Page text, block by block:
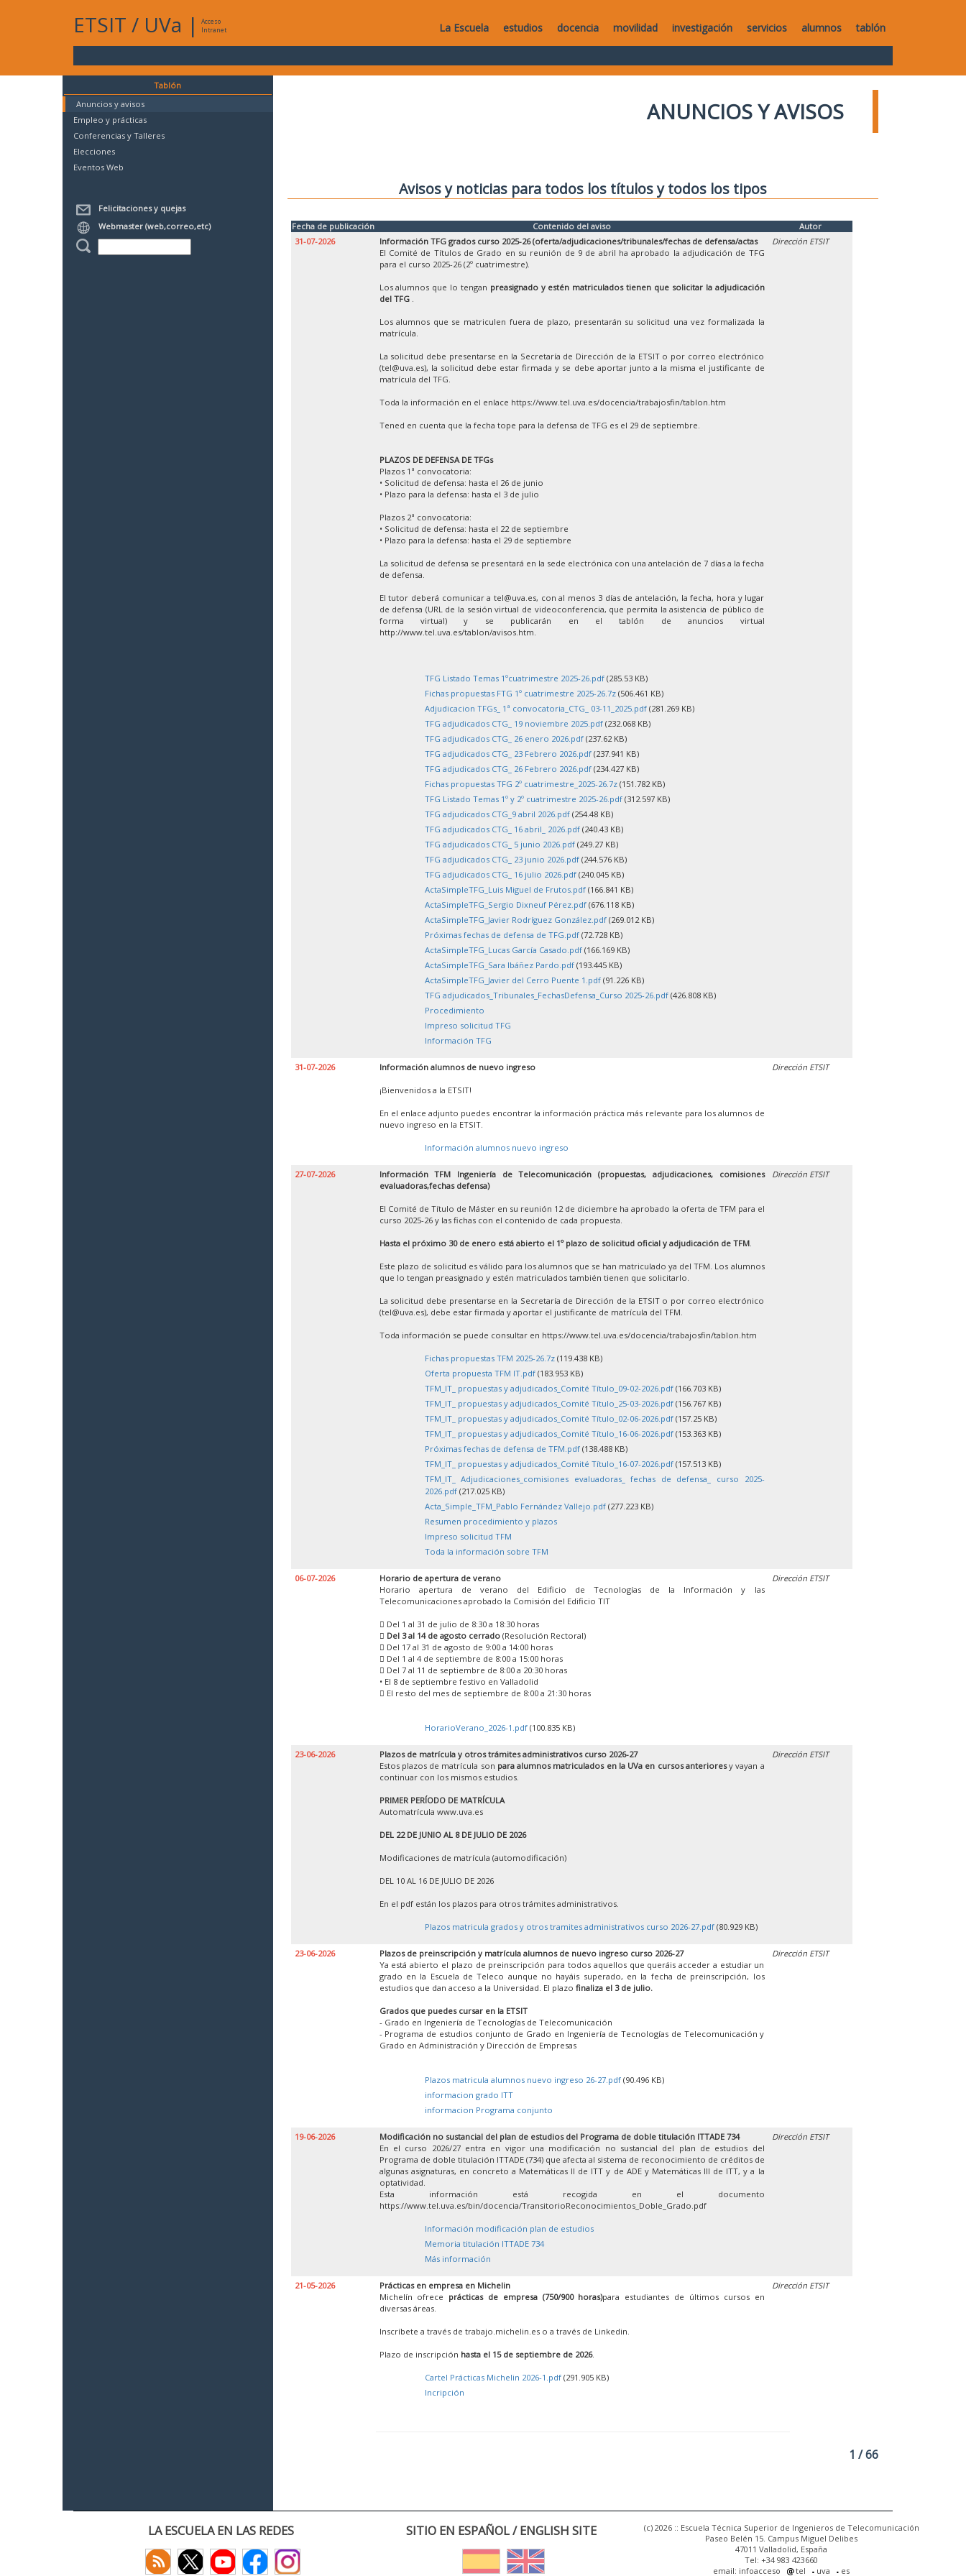
ETSIT / UVa |
Acceso
Intranet
La Escuela estudios docencia movilidad investigación servicios alumnos tablón
Tablón
Anuncios y avisos
Empleo y prácticas
Conferencias y Talleres
Elecciones
Eventos Web
Felicitaciones y quejas
Webmaster (web,correo,etc)
ANUNCIOS Y AVISOS
Avisos y noticias para todos los títulos y todos los tipos
Fecha de publicación Contenido del aviso
Autor
31-07-2026
Información TFG grados curso 2025-26 (oferta/adjudicaciones/tribunales/fechas de defensa/actas
El Comité de Títulos de Grado en su reunión de 9 de abril ha aprobado la adjudicación de TFG
para el curso 2025-26 (2º cuatrimestre).
Los alumnos que lo tengan preasignado y estén matriculados tienen que solicitar la adjudicación
del TFG
Los alumnos que se matriculen fuera de plazo, presentarán su solicitud una vez formalizada la
matrícula.
La solicitud debe presentarse en la Secretaría de Dirección de la ETSIT o por correo electrónico
(tel@uva.es), la solicitud debe estar firmada y se debe aportar junto a la misma el justificante de
matrícula del TFG.
Toda la información en el enlace https://www.tel.uva.es/docencia/trabajosfin/tablon.htm
Tened en cuenta que la fecha tope para la defensa de TFG es el 29 de septiembre.
PLAZOS DE DEFENSA DE TFGs
Plazos 1ª convocatoria:
• Solicitud de defensa: hasta el 26 de junio
• Plazo para la defensa: hasta el 3 de julio
Plazos 2ª convocatoria:
• Solicitud de defensa: hasta el 22 de septiembre
• Plazo para la defensa: hasta el 29 de septiembre
La solicitud de defensa se presentará en la sede electrónica con una antelación de 7 días a la fecha
de defensa.
El tutor deberá comunicar a tel@uva.es, con al menos 3 días de antelación, la fecha, hora y lugar
de defensa (URL de la sesión virtual de videoconferencia, que permita la asistencia de público de
forma virtual) y se publicarán en el tablón de anuncios virtual
http://www.tel.uva.es/tablon/avisos.htm.
TFG Listado Temas 1ºcuatrimestre 2025-26.pdf(285.53 KB)
Fichas propuestas FTG 1º cuatrimestre 2025-26.7z(506.461 KB)
Adjudicacion TFGs_ 1ª convocatoria_CTG_ 03-11_2025.pdf(281.269 KB)
TFG adjudicados CTG_ 19 noviembre 2025.pdf(232.068 KB)
TFG adjudicados CTG_ 26 enero 2026.pdf(237.62 KB)
TFG adjudicados CTG_ 23 Febrero 2026.pdf(237.941 KB)
TFG adjudicados CTG_ 26 Febrero 2026.pdf(234.427 KB)
Fichas propuestas TFG 2º cuatrimestre_2025-26.7z(151.782 KB)
TFG Listado Temas 1º y 2º cuatrimestre 2025-26.pdf(312.597 KB)
TFG adjudicados CTG_9 abril 2026.pdf(254.48 KB)
TFG adjudicados CTG_ 16 abril_ 2026.pdf(240.43 KB)
TFG adjudicados CTG_ 5 junio 2026.pdf(249.27 KB)
TFG adjudicados CTG_ 23 junio 2026.pdf(244.576 KB)
TFG adjudicados CTG_ 16 julio 2026.pdf(240.045 KB)
ActaSimpleTFG_Luis Miguel de Frutos.pdf(166.841 KB)
ActaSimpleTFG_Sergio Dixneuf Pérez.pdf(676.118 KB)
ActaSimpleTFG_Javier Rodríguez González.pdf(269.012 KB)
Próximas fechas de defensa de TFG.pdf(72.728 KB)
ActaSimpleTFG_Lucas García Casado.pdf(166.169 KB)
ActaSimpleTFG_Sara Ibáñez Pardo.pdf(193.445 KB)
ActaSimpleTFG_Javier del Cerro Puente 1.pdf(91.226 KB)
TFG adjudicados_Tribunales_FechasDefensa_Curso 2025-26.pdf(426.808 KB)
Procedimiento
Impreso solicitud TFG
Información TFG
Dirección ETSIT
31-07-2026 Información alumnos de nuevo ingreso
¡Bienvenidos a la ETSIT!
En el enlace adjunto puedes encontrar la información práctica más relevante para los alumnos de
nuevo ingreso en la ETSIT.
Información alumnos nuevo ingreso
Dirección ETSIT
27-07-2026
Información TFM Ingeniería de Telecomunicación (propuestas, adjudicaciones, comisiones
evaluadoras,fechas defensa)
El Comité de Título de Máster en su reunión 12 de diciembre ha aprobado la oferta de TFM para el
curso 2025-26 y las fichas con el contenido de cada propuesta.
Hasta el próximo 30 de enero está abierto el 1º plazo de solicitud oficial y adjudicación de TFM.
Este plazo de solicitud es válido para los alumnos que se han matriculado ya del TFM. Los alumnos
que lo tengan preasignado y estén matriculados también tienen que solicitarlo.
La solicitud debe presentarse en la Secretaría de Dirección de la ETSIT o por correo electrónico
(tel@uva.es), debe estar firmada y aportar el justificante de matrícula del TFM.
Toda información se puede consultar en https://www.tel.uva.es/docencia/trabajosfin/tablon.htm
Fichas propuestas TFM 2025-26.7z(119.438 KB)
Oferta propuesta TFM IT.pdf(183.953 KB)
TFM_IT_ propuestas y adjudicados_Comité Título_09-02-2026.pdf(166.703 KB)
TFM_IT_ propuestas y adjudicados_Comité Título_25-03-2026.pdf(156.767 KB)
TFM_IT_ propuestas y adjudicados_Comité Título_02-06-2026.pdf(157.25 KB)
TFM_IT_ propuestas y adjudicados_Comité Título_16-06-2026.pdf(153.363 KB)
Próximas fechas de defensa de TFM.pdf(138.488 KB)
TFM_IT_ propuestas y adjudicados_Comité Título_16-07-2026.pdf(157.513 KB)
TFM_IT_ Adjudicaciones_comisiones evaluadoras_ fechas de defensa_ curso 2025-
2026.pdf(217.025 KB)
Acta_Simple_TFM_Pablo Fernández Vallejo.pdf(277.223 KB)
Resumen procedimiento y plazos
Impreso solicitud TFM
Toda la información sobre TFM
Dirección ETSIT
06-07-2026
Horario de apertura de verano
Horario apertura de verano del Edificio de Tecnologías de la Información y las
Telecomunicaciones aprobado la Comisión del Edificio TIT
 Del 1 al 31 de julio de 8:30 a 18:30 horas
 Del 3 al 14 de agosto cerrado(Resolución Rectoral)
 Del 17 al 31 de agosto de 9:00 a 14:00 horas
 Del 1 al 4 de septiembre de 8:00 a 15:00 horas
 Del 7 al 11 de septiembre de 8:00 a 20:30 horas
• El 8 de septiembre festivo en Valladolid
 El resto del mes de septiembre de 8:00 a 21:30 horas
HorarioVerano_2026-1.pdf(100.835 KB)
Dirección ETSIT
23-06-2026
Plazos de matrícula y otros trámites administrativos curso 2026-27
Estos plazos de matrícula son para alumnos matriculados en la UVa en cursos anterioresy vayan a
continuar con los mismos estudios.
PRIMER PERÍODO DE MATRÍCULA
Automatrícula www.uva.es
DEL 22 DE JUNIO AL 8 DE JULIO DE 2026
Modificaciones de matrícula (automodificación)
DEL 10 AL 16 DE JULIO DE 2026
En el pdf están los plazos para otros trámites administrativos.
Plazos matricula grados y otros tramites administrativos curso 2026-27.pdf(80.929 KB)
Dirección ETSIT
23-06-2026
Plazos de preinscripción y matrícula alumnos de nuevo ingreso curso 2026-27
Ya está abierto el plazo de preinscripción para todos aquellos que queráis acceder a estudiar un
grado en la Escuela de Teleco aunque no hayáis superado, en la fecha de preinscripción, los
estudios que dan acceso a la Universidad. El plazo finaliza el 3 de julio.
Grados que puedes cursar en la ETSIT
- Grado en Ingeniería de Tecnologías de Telecomunicación
- Programa de estudios conjunto de Grado en Ingeniería de Tecnologías de Telecomunicación y
Grado en Administración y Dirección de Empresas
Plazos matricula alumnos nuevo ingreso 26-27.pdf(90.496 KB)
informacion grado ITT
informacion Programa conjunto
Dirección ETSIT
19-06-2026
Modificación no sustancial del plan de estudios del Programa de doble titulación ITTADE 734
En el curso 2026/27 entra en vigor una modificación no sustancial del plan de estudios del
Programa de doble titulación ITTADE (734) que afecta al sistema de reconocimiento de créditos de
algunas asignaturas, en concreto a Matemáticas II de ITT y de ADE y Matemáticas III de ITT, y a la
optatividad.
Esta información está recogida en el documento
https://www.tel.uva.es/bin/docencia/TransitorioReconocimientos_Doble_Grado.pdf
Información modificación plan de estudios
Memoria titulación ITTADE 734
Más información
Dirección ETSIT
21-05-2026
Prácticas en empresa en Michelin
Michelín ofrece prácticas de empresa (750/900 horas)para estudiantes de últimos cursos en
diversas áreas.
Inscríbete a través de trabajo.michelin.es o a través de Linkedin.
Plazo de inscripción hasta el 15 de septiembre de 2026.
Cartel Prácticas Michelin 2026-1.pdf(291.905 KB)
Incripción
Dirección ETSIT
1 / 66
LA ESCUELA EN LAS REDES SITIO EN ESPAÑOL / ENGLISH SITE
(c) 2026 :: Escuela Técnica Superior de Ingenieros de Telecomunicación
Paseo Belén 15. Campus Miguel Delibes
47011 Valladolid, España
Tel: +34 983 423660
email: infoacceso
tel uva es